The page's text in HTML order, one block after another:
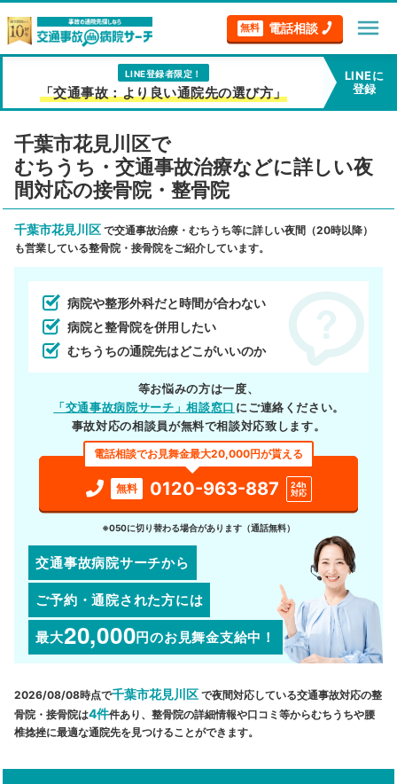
無料 電話相談 menu
LINE登録者限定！
「交通事故：より良い通院先の選び方」
LINEに
登録
千葉市花見川区で
むちうち・交通事故治療などに詳しい夜
間対応の接骨院・整骨院
千葉市花見川区 で交通事故治療・むちうち等に詳しい夜間（20時以降）
も営業している整骨院・接骨院をご紹介しています。
病院や整形外科だと時間が合わない
病院と整骨院を併用したい
むちうちの通院先はどこがいいのか
等お悩みの方は一度、
「交通事故病院サーチ」相談窓口 にご連絡ください。
事故対応の相談員が無料で相談対応致します。
電話相談でお見舞金最大20,000円が貰える
無料 0120-963-887
24h
対応
※050に切り替わる場合があります（通話無料）
交通事故病院サーチから
ご予約・通院された方には
最大20,000円のお見舞金支給中！
2026/08/08時点で千葉市花見川区 で夜間対応している交通事故対応の整
骨院・接骨院は4件件あり、整骨院の詳細情報や口コミ等からむちうちや腰
椎捻挫に最適な通院先を見つけることができます。